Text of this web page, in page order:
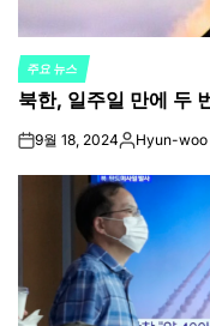
POSTED
IN
주요 뉴스
북한, 일주일 만에 두
on9월 18, 2024Posted
Hyun-woo